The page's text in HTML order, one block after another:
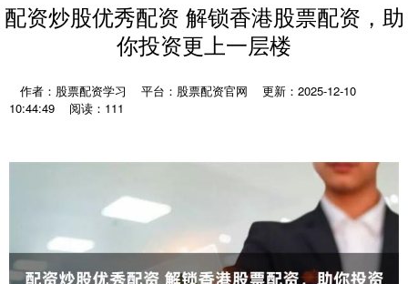
配资炒股优秀配资 解锁香港股票配资，助
你投资更上一层楼
作者：股票配资学习 平台：股票配资官网
更新：2025-12-10
10:44:49
阅读：111